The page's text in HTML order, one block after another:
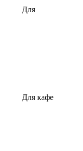
Для
Для кафе